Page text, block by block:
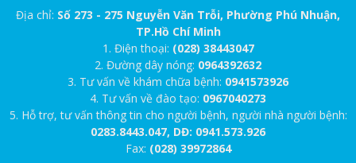
Địa chỉ: Số 273 - 275 Nguyễn Văn Trỗi, Phường Phú Nhuận,
TP.Hồ Chí Minh
1. Điện thoại: (028) 38443047
2. Đường dây nóng: 0964392632
3. Tư vấn về khám chữa bệnh: 0941573926
4. Tư vấn về đào tạo: 0967040273
5. Hỗ trợ, tư vấn thông tin cho người bệnh, người nhà người bệnh:
0283.8443.047, DĐ: 0941.573.926
Fax: (028) 39972864